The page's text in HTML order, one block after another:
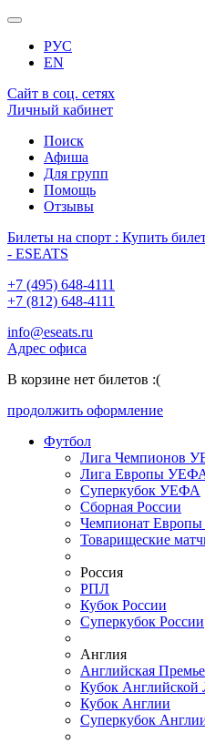
РУС
EN
Сайт в соц. сетях
Личный кабинет
Поиск
Афиша
Для групп
Помощь
Отзывы
Билеты на спорт : Купить
- ESEATS
+7 (495) 648-4111
+7 (812) 648-4111
info@eseats.ru
Адрес офиса
В корзине нет билетов :(
продолжить оформление
Футбол
Лига Чемпионов
Лига Европы
Суперкубок УЕФА
Сборная России
Чемпионат Европы
Товарищеские
Россия
РПЛ
Кубок России
Суперкубок России
Англия
Английская
Кубок Английской
Кубок Англии
Суперкубок